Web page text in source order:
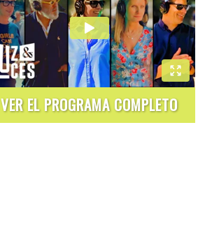
VER EL PROGRAMA COMPLETO